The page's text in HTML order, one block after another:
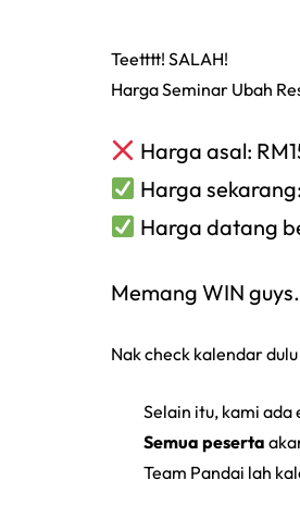
Teetttt! SALAH!
Harga Seminar Ubah
Harga asal:
Harga
Harga datang
Memang WIN
Nak check kalendar
Selain itu, kami ada
Semua peserta
Team Pandai lah